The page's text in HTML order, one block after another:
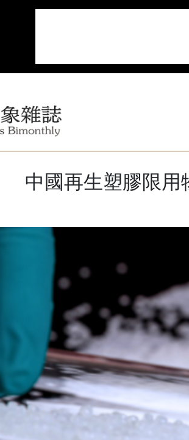
中國再生塑膠限